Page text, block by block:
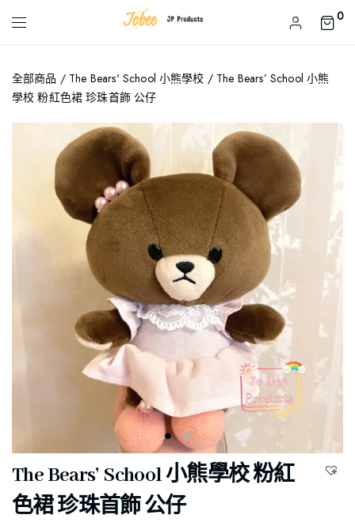
0
全部商品 / The Bears' School 小熊學校 / The Bears’ School 小熊
學校 粉紅色裙 珍珠首飾 公仔
The Bears’ School 小熊學校 粉紅
色裙 珍珠首飾 公仔